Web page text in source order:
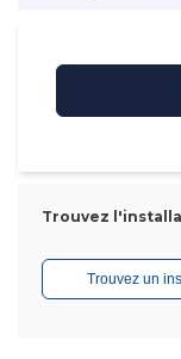
Trouvez
Trouvez un